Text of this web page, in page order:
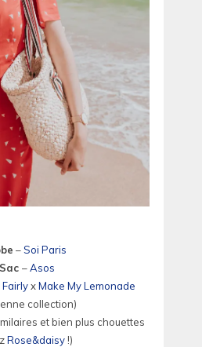
–Soi Paris
Sac –Asos
FairlyxMake My Lemonade
collection)
et bien plus chouettes
Rose&daisy!)